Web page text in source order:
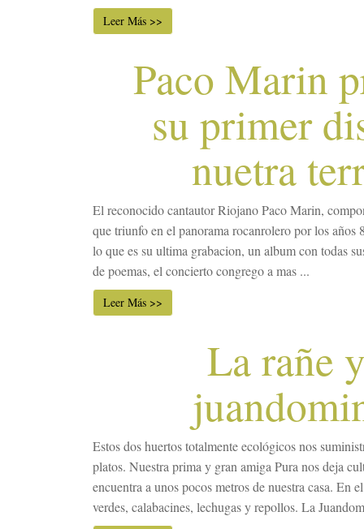
Leer Más >>
Paco Marin
su primer
nuetra
El reconocido cantautor Riojano Paco Marin,
que triunfo en el panorama rocanrolero por los años
lo que es su ultima grabacion, un album con todas
de poemas, el concierto congrego a mas ...
Leer Más >>
La rañe
Estos dos huertos totalmente ecológicos nos
platos. Nuestra prima y gran amiga Pura nos deja
encuentra a unos pocos metros de nuestra casa. En
verdes, calabacines, lechugas y repollos. La